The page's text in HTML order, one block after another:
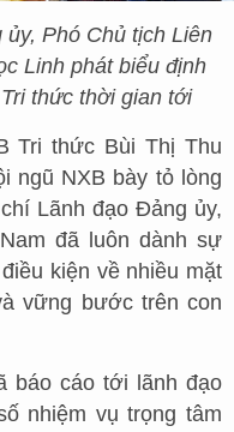
Phó Chủ tịch Liên
Linh phát biểu định
thức thời gian tới
Tri thức Bùi Thị Thu
ngũ NXB bày tỏ lòng
Lãnh đạo Đảng ủy,
đã luôn dành sự
kiện về nhiều mặt
vững bước trên con
báo cáo tới lãnh đạo
nhiệm vụ trọng tâm